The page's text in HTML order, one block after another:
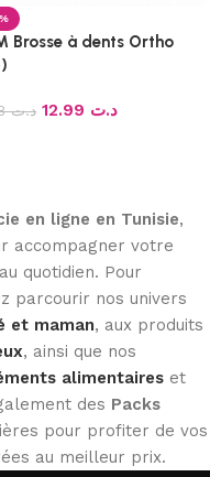
Brosse à dents Ortho
د.ت15.28 د.ت
en ligne en Tunisie,
accompagner votre
quotidien. Pour
parcourir nos univers
et maman, aux produits
, ainsi que nos
alimentaires et
des Packs
pour profiter de vos
au meilleur prix.